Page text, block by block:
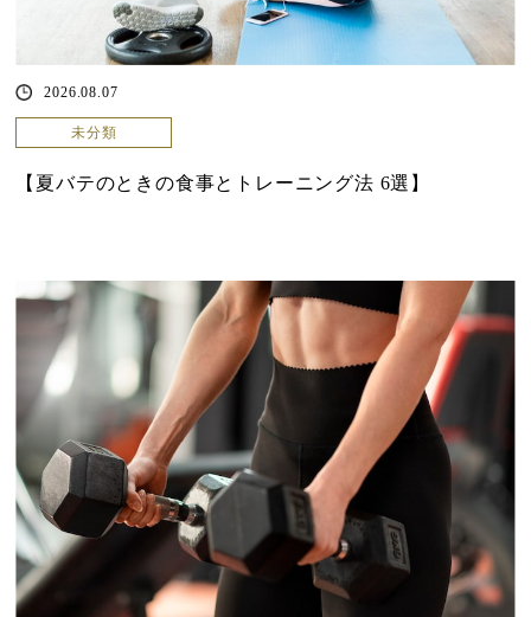
2026.08.07
未分類
【夏バテのときの食事とトレーニング法 6選】